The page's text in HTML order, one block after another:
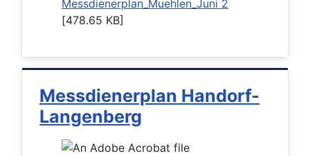
Messdienerplan_Muehlen_Juni 2
[478.65 KB]
Messdienerplan Handorf-
Langenberg